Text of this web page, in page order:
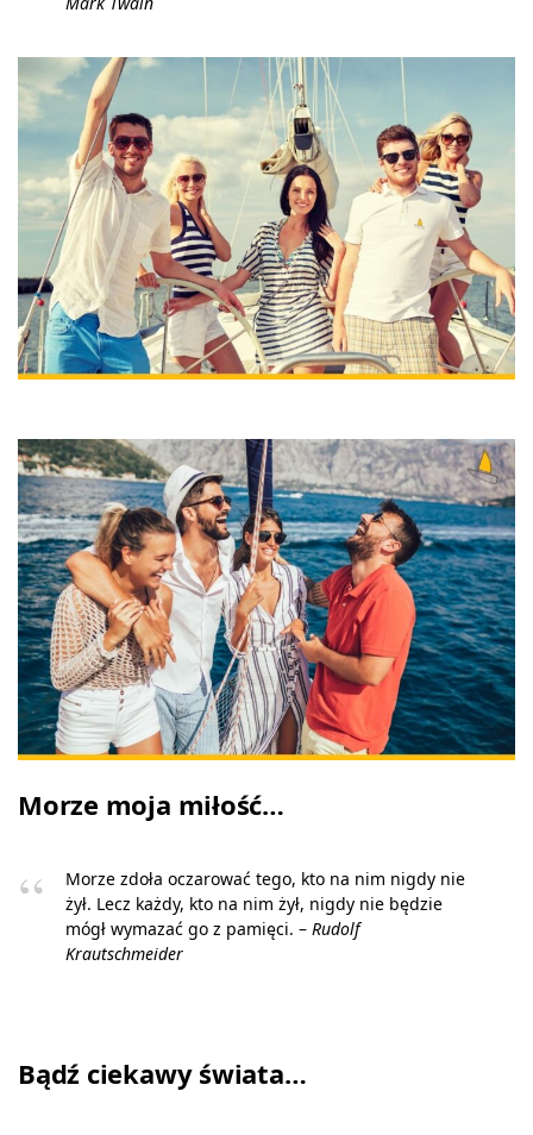
Morze moja miłość…
Morze zdoła oczarować tego, kto na nim nigdy nie
żył. Lecz każdy, kto na nim żył, nigdy nie będzie
mógł wymazać go z pamięci. – Rudolf
Krautschmeider
Bądź ciekawy świata…